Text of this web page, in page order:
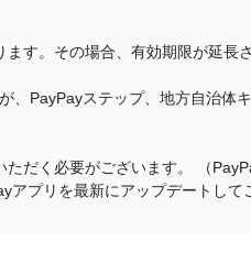
す。その場合、有効期限が延長
、PayPayステップ、地方自治体
だく必要がございます。 （
プリを最新にアップデートして